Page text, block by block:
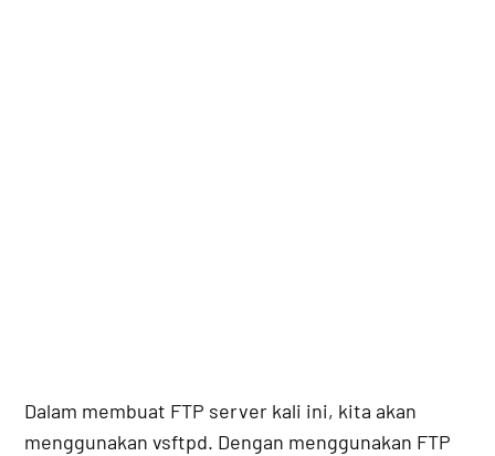
Dalam membuat FTP server kali ini, kita akan
menggunakan vsftpd. Dengan menggunakan FTP